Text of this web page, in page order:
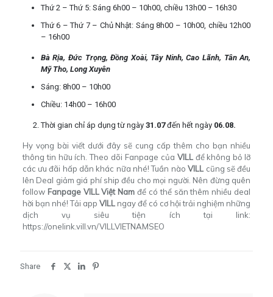
Thứ 2 – Thứ 5: Sáng 6h00 – 10h00, chiều 13h00 – 16h30
Thứ 6 – Thứ 7 – Chủ Nhật: Sáng 8h00 – 10h00, chiều 12h00
– 16h00
Bà Rịa, Đức Trọng, Đồng Xoài, Tây Ninh, Cao Lãnh, Tân An,
Mỹ Tho, Long Xuyên
Sáng: 8h00 – 10h00
Chiều: 14h00 – 16h00
Thời gian chỉ áp dụng từ ngày 31.07đến hết ngày 06.08.
Hy vọng bài viết dưới đây sẽ cung cấp thêm cho bạn nhiều
thông tin hữu ích. Theo dõi Fanpage của VILLđể không bỏ lỡ
các ưu đãi hấp dẫn khác nữa nhé! Tuần nàoVILL cũng sẽ đều
lên Deal giảm giá phí ship đều cho mọi người. Nên đừng quên
follow Fanpage VILL Việt Nam để có thể săn thêm nhiều deal
hời bạn nhé! Tải app VILLngay để có cơ hội trải nghiệm những
dịch vụ siêu tiện ích tại link:
https://onelink.vill.vn/VILLVIETNAMSEO
Share